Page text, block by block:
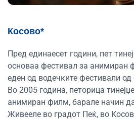
Косово*
Пред единаесет години, пет
основаа фестивал за анимиран
еден од водечките фестивали од
Во 2005 година, петорица
анимиран филм, барале начин
Живееле во градот Пеќ, во